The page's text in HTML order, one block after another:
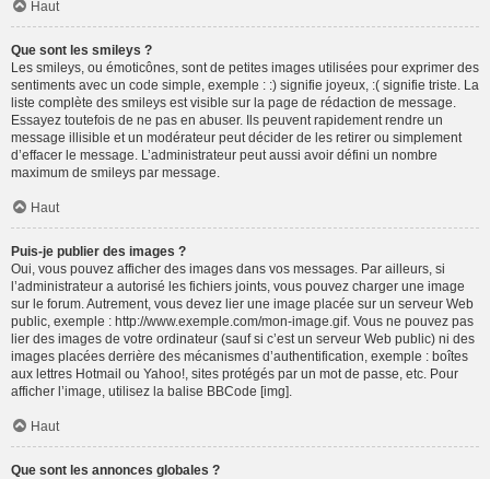
Haut
Que sont les smileys ?
Les smileys, ou émoticônes, sont de petites images utilisées pour exprimer des
sentiments avec un code simple, exemple : :) signifie joyeux, :( signifie triste. La
liste complète des smileys est visible sur la page de rédaction de message.
Essayez toutefois de ne pas en abuser. Ils peuvent rapidement rendre un
message illisible et un modérateur peut décider de les retirer ou simplement
d’effacer le message. L’administrateur peut aussi avoir défini un nombre
maximum de smileys par message.
Haut
Puis-je publier des images ?
Oui, vous pouvez afficher des images dans vos messages. Par ailleurs, si
l’administrateur a autorisé les fichiers joints, vous pouvez charger une image
sur le forum. Autrement, vous devez lier une image placée sur un serveur Web
public, exemple : http://www.exemple.com/mon-image.gif. Vous ne pouvez pas
lier des images de votre ordinateur (sauf si c’est un serveur Web public) ni des
images placées derrière des mécanismes d’authentification, exemple : boîtes
aux lettres Hotmail ou Yahoo!, sites protégés par un mot de passe, etc. Pour
afficher l’image, utilisez la balise BBCode [img].
Haut
Que sont les annonces globales ?